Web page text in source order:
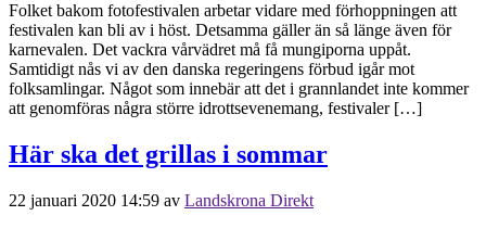
Folket bakom fotofestivalen arbetar vidare med förhoppningen att
festivalen kan bli av i höst. Detsamma gäller än så länge även för
karnevalen. Det vackra vårvädret må få mungiporna uppåt.
Samtidigt nås vi av den danska regeringens förbud igår mot
folksamlingar. Något som innebär att det i grannlandet inte kommer
att genomföras några större idrottsevenemang, festivaler […]
Här ska det grillas i sommar
22 januari 2020 14:59 av Landskrona Direkt